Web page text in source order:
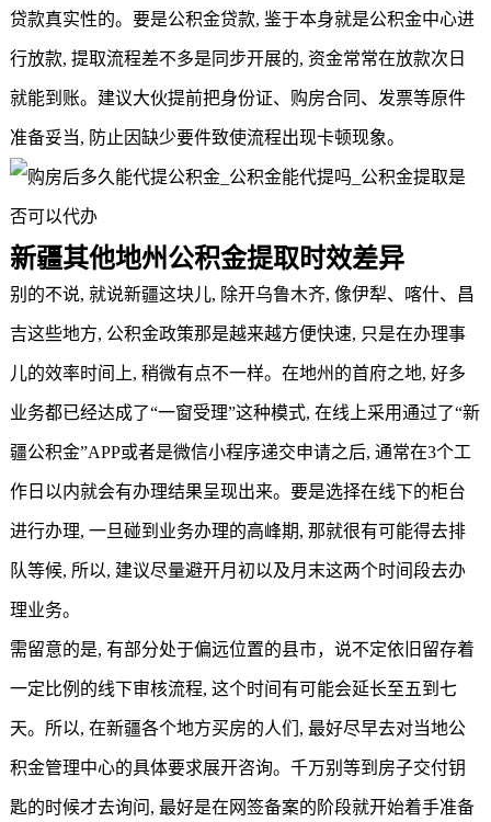
贷款真实性的。要是公积金贷款, 鉴于本身就是公积金中心进
行放款, 提取流程差不多是同步开展的, 资金常常在放款次日
就能到账。建议大伙提前把身份证、购房合同、发票等原件
准备妥当, 防止因缺少要件致使流程出现卡顿现象。
新疆其他地州公积金提取时效差异
别的不说, 就说新疆这块儿, 除开乌鲁木齐, 像伊犁、喀什、昌
吉这些地方, 公积金政策那是越来越方便快速, 只是在办理事
儿的效率时间上, 稍微有点不一样。在地州的首府之地, 好多
业务都已经达成了“一窗受理”这种模式, 在线上采用通过了“新
疆公积金”APP或者是微信小程序递交申请之后, 通常在3个工
作日以内就会有办理结果呈现出来。要是选择在线下的柜台
进行办理, 一旦碰到业务办理的高峰期, 那就很有可能得去排
队等候, 所以, 建议尽量避开月初以及月末这两个时间段去办
理业务。
需留意的是, 有部分处于偏远位置的县市，说不定依旧留存着
一定比例的线下审核流程, 这个时间有可能会延长至五到七
天。所以, 在新疆各个地方买房的人们, 最好尽早去对当地公
积金管理中心的具体要求展开咨询。千万别等到房子交付钥
匙的时候才去询问, 最好是在网签备案的阶段就开始着手准备